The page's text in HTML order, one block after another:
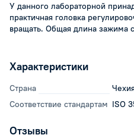
У данного лабораторной
практичная головка
вращать. Общая длина зажима
Характеристики
Страна
Соответствие стандартам ISO
Отзывы